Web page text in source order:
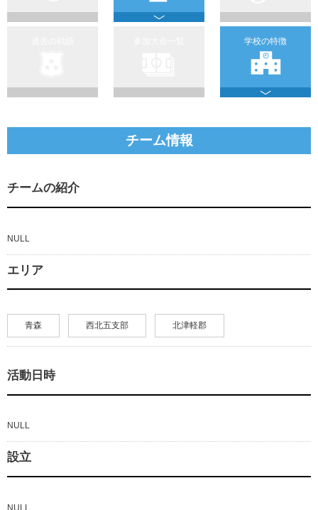
学校の特徴
チーム情報
チームの紹介
NULL
エリア
青森 西北五支部 北津軽郡
活動日時
NULL
設立
NULL